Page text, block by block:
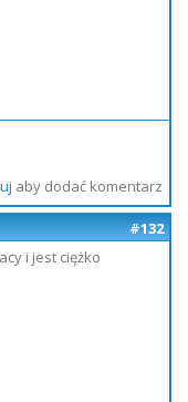
aby dodać komentarz
#132
i jest ciężko